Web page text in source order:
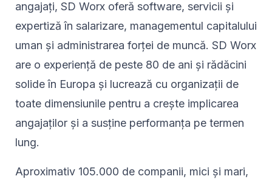
angajați, SD Worx oferă software, servicii și
expertiză în salarizare, managementul capitalului
uman și administrarea forței de muncă. SD Worx
are o experiență de peste 80 de ani și rădăcini
solide în Europa și lucrează cu organizații de
toate dimensiunile pentru a crește implicarea
angajaților și a susține performanța pe termen
lung.
Aproximativ 105.000 de companii, mici și mari,